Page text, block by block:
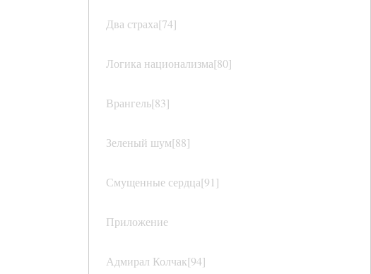
Два страха[74]
Логика национализма[80]
Врангель[83]
Зеленый шум[88]
Смущенные сердца[91]
Приложение
Адмирал Колчак[94]